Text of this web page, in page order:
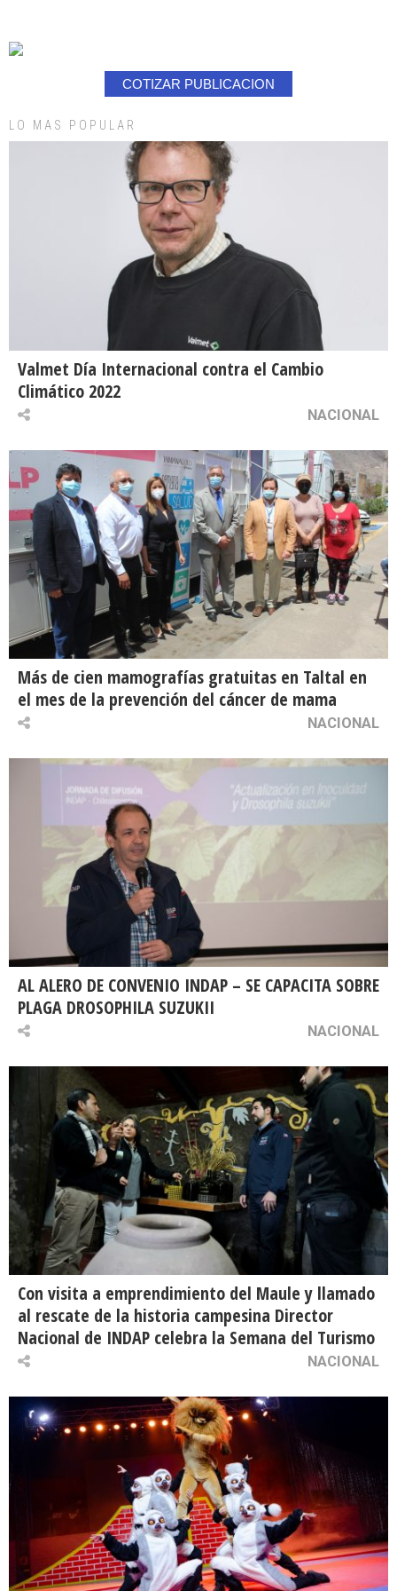
COTIZAR PUBLICACION
LO MAS POPULAR
Valmet Día Internacional contra el Cambio
Climático 2022
NACIONAL
Más de cien mamografías gratuitas en Taltal en
el mes de la prevención del cáncer de mama
NACIONAL
AL ALERO DE CONVENIO INDAP – SE CAPACITA SOBRE
PLAGA DROSOPHILA SUZUKII
NACIONAL
Con visita a emprendimiento del Maule y llamado
al rescate de la historia campesina Director
Nacional de INDAP celebra la Semana del Turismo
NACIONAL